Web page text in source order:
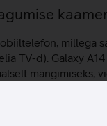
millega
TV-d). Galaxy
mängimiseks,
mälu ja
et selle peale